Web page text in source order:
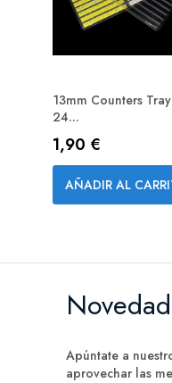
13mm Counters
24...
Precio
1,90 €
AÑADIR AL
Apúntate a
aprovechar las